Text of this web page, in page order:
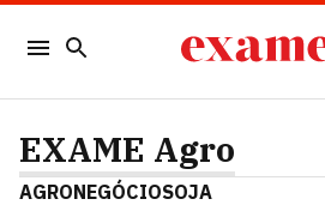
EXAME Agro
AGRONEGÓCIOSOJA